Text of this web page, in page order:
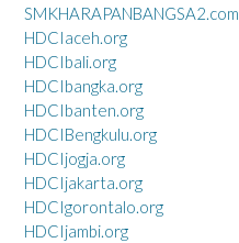
SMKHARAPANBANGSA2.com
HDCIaceh.org
HDCIbali.org
HDCIbangka.org
HDCIbanten.org
HDCIBengkulu.org
HDCIjogja.org
HDCIjakarta.org
HDCIgorontalo.org
HDCIjambi.org